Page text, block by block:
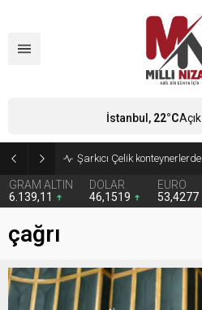
İran 2 ülkeyi birden vurdu
GRAM ALTIN
6.139,11
DOLAR
46,1519
EURO
53,4277
İstanbul, 22°CAçık
çağrı